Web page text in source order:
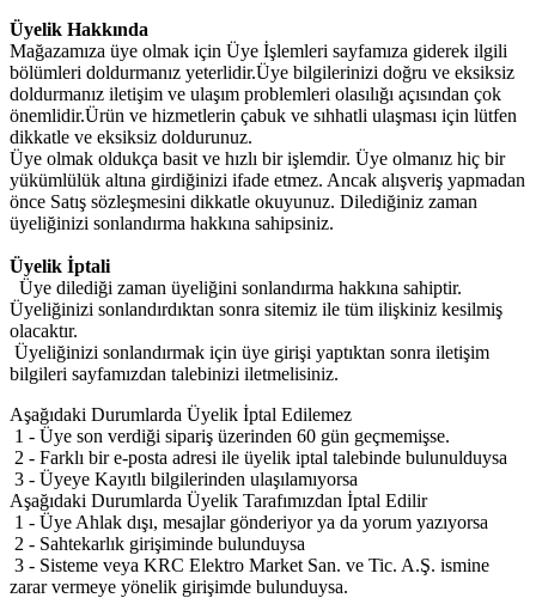
Üyelik Hakkında
Mağazamıza üye olmak için Üye İşlemleri sayfamıza giderek ilgili
bölümleri doldurmanız yeterlidir.Üye bilgilerinizi doğru ve eksiksiz
doldurmanız iletişim ve ulaşım problemleri olasılığı açısından çok
önemlidir.Ürün ve hizmetlerin çabuk ve sıhhatli ulaşması için lütfen
dikkatle ve eksiksiz doldurunuz.
Üye olmak oldukça basit ve hızlı bir işlemdir. Üye olmanız hiç bir
yükümlülük altına girdiğinizi ifade etmez. Ancak alışveriş yapmadan
önce Satış sözleşmesini dikkatle okuyunuz. Dilediğiniz zaman
üyeliğinizi sonlandırma hakkına sahipsiniz.
Üyelik İptali
Üye dilediği zaman üyeliğini sonlandırma hakkına sahiptir.
Üyeliğinizi sonlandırdıktan sonra sitemiz ile tüm ilişkiniz kesilmiş
olacaktır.
Üyeliğinizi sonlandırmak için üye girişi yaptıktan sonra iletişim
bilgileri sayfamızdan talebinizi iletmelisiniz.
Aşağıdaki Durumlarda Üyelik İptal Edilemez
1 - Üye son verdiği sipariş üzerinden 60 gün geçmemişse.
2 - Farklı bir e-posta adresi ile üyelik iptal talebinde bulunulduysa
3 - Üyeye Kayıtlı bilgilerinden ulaşılamıyorsa
Aşağıdaki Durumlarda Üyelik Tarafımızdan İptal Edilir
1 - Üye Ahlak dışı, mesajlar gönderiyor ya da yorum yazıyorsa
2 - Sahtekarlık girişiminde bulunduysa
3 - Sisteme veya KRC Elektro Market San. ve Tic. A.Ş. ismine
zarar vermeye yönelik girişimde bulunduysa.